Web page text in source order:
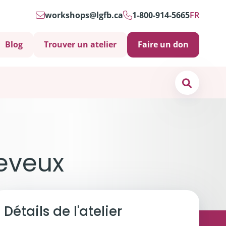
workshops@lgfb.ca 1-800-914-5665FR
Blog Trouver un atelier Faire un don
soins psychosociaux sont-ils importants?
et soutiens
Détails de l'atelier